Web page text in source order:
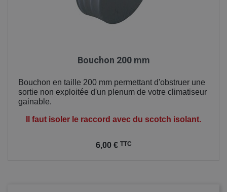
Bouchon 200 mm
Bouchon en taille 200 mm permettant d'obstruer une
sortie non exploitée d'un plenum de votre climatiseur
gainable.
Il faut isoler le raccord avec du scotch isolant.
6,00 € TTC